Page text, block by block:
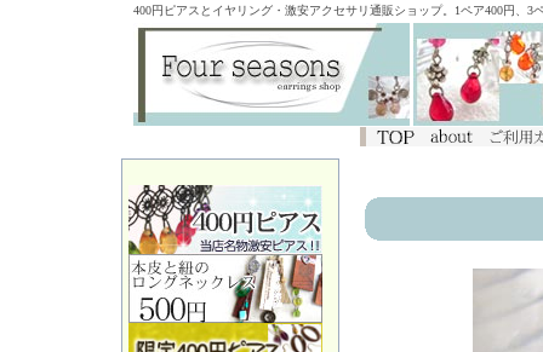
400円ピアスとイヤリング・激安アクセサリ通販ショップ。1ペア400円、